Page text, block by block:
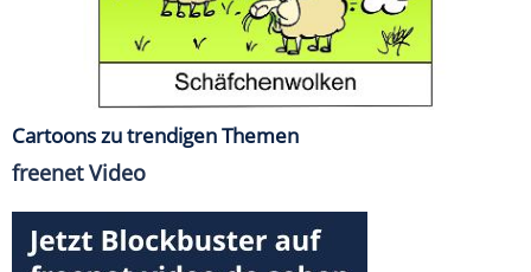
Cartoons zu trendigen Themen
freenet Video